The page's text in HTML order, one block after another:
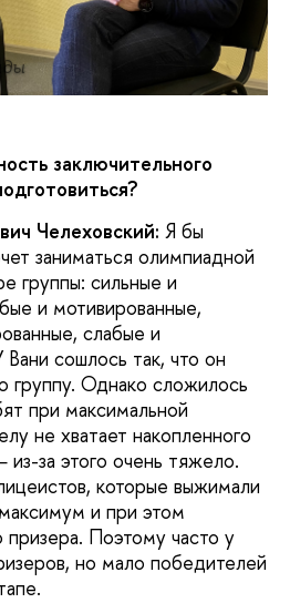
заключительного
Челеховский: Я бы
заниматься олимпиадной
группы: сильные и
и мотивированные,
слабые и
сошлось так, что он
группу. Однако сложилось
при максимальной
не хватает накопленного
за этого очень тяжело.
которые выжимали
и при этом
призера. Поэтому часто у
но мало победителей